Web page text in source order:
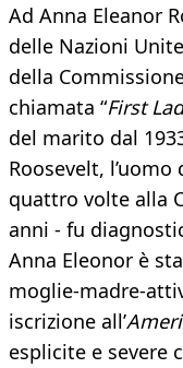
Ad Anna Eleanor
delle Nazioni
della
chiamata “First
del marito dal
Roosevelt,
quattro volte alla
anni - fu
Anna Eleonor è
moglie-madre-
iscrizione all’
esplicite e severe